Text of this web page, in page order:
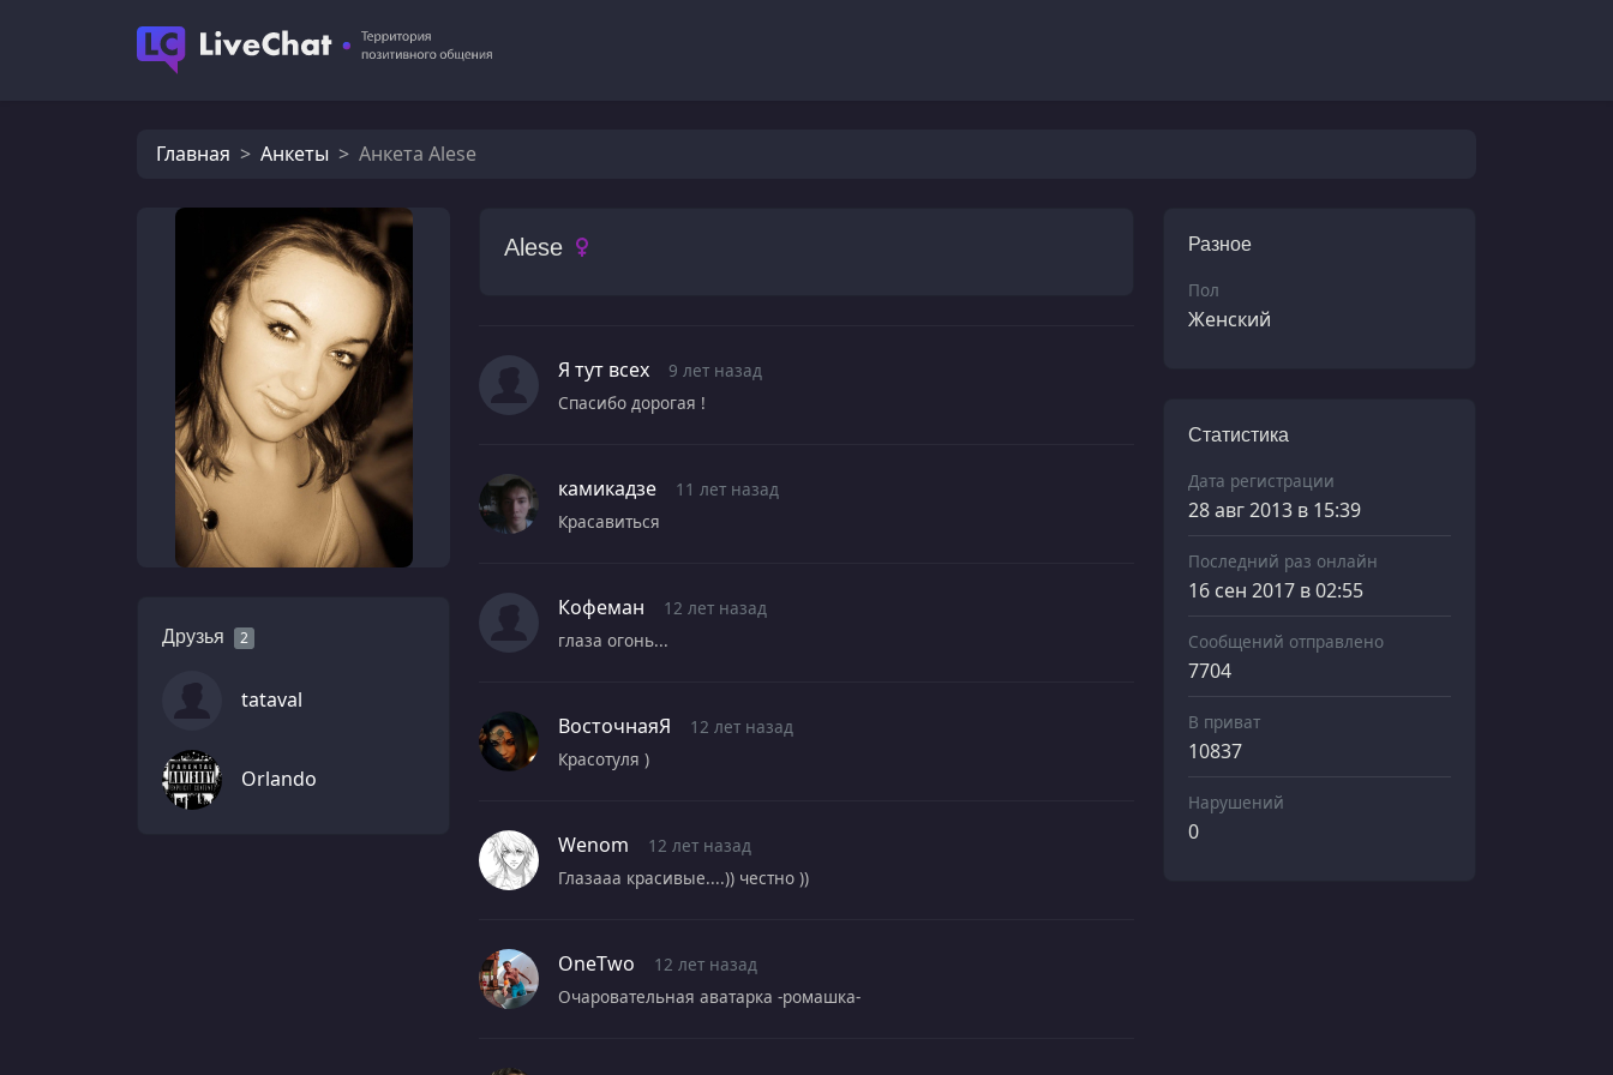
Главная Анкеты Анкета Alese
Друзья 2
tataval
Orlando
Alese
Я тут всех
9 лет назад
Спасибо дорогая !
камикадзе
11 лет назад
Красавиться
Кофеман
12 лет назад
глаза огонь...
ВосточнаяЯ
12 лет назад
Красотуля )
Wenom
12 лет назад
Глазааа красивые....)) честно ))
OneTwo
12 лет назад
Очаровательная аватарка -ромашка-
Разное
Пол
Женский
Статистика
Дата регистрации
28 авг 2013 в 15:39
Последний раз онлайн
16 сен 2017 в 02:55
Сообщений отправлено
7704
В приват
10837
Нарушений
0